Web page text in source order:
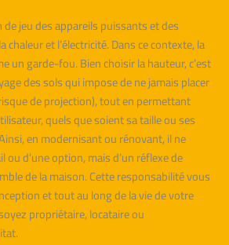
jeu des appareils puissants et des
chaleur et l’électricité. Dans ce contexte, la
un garde-fou. Bien choisir la hauteur, c’est
des sols qui impose de ne jamais placer
de projection), tout en permettant
quels que soient sa taille ou ses
en modernisant ou rénovant, il ne
ou d’une option, mais d’un réflexe de
de la maison. Cette responsabilité vous
et tout au long de la vie de votre
propriétaire, locataire ou